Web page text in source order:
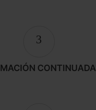
3
CONTINUADA